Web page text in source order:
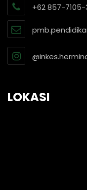
+62 857-
LOKASI